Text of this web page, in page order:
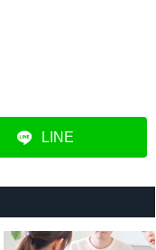
LINE